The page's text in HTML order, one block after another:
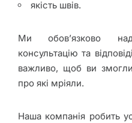
якість швів.
Ми обов’язково
консультацію та
важливо, щоб ви
про які мріяли.
Наша компанія робить